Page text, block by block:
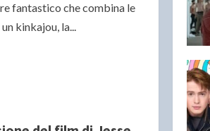
fantastico che combina le
kinkajou, la...